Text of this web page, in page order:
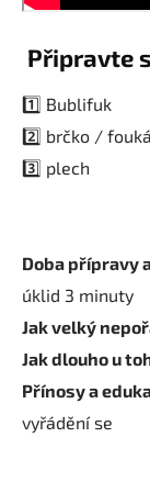
Připravte
1️⃣ Bublifuk
2️⃣ brčko /
3️⃣ plech
Doba přípravy
úklid 3 minuty
Jak velký
Jak dlouho u
Přínosy a
vyřádění se